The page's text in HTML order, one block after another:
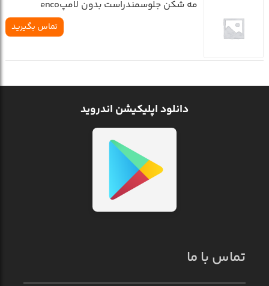
مه شکن جلوسمندراست بدون لامپenco
تماس بگیرید
دانلود اپلیکیشن اندروید
تماس با ما